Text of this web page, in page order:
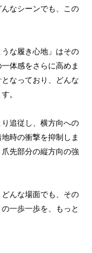
なシーンでも、この
な履き心地」はその
体感をさらに高めま
なっており、どんな
。
追従し、横方向への
時の衝撃を抑制しま
先部分の縦方向の強
んな場面でも、その
一歩一歩を、もっと